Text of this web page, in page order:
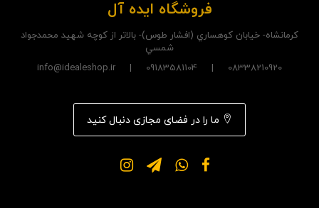
فروشگاه ایده آل
کرمانشاه- خيابان کوهساري (افشار طوس)- بالاتر از کوچه شهيد محمدجواد
شمسي
08338210920 | 09183581104 | info@idealeshop.ir
ما را در فضای مجازی دنبال کنید